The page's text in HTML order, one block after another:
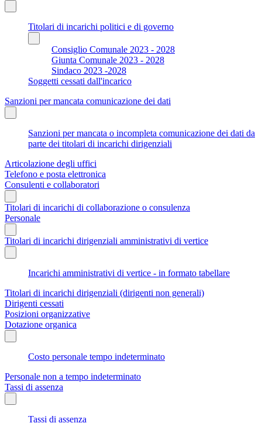
Titolari di incarichi politici e di governo
Consiglio Comunale 2023 - 2028
Giunta Comunale 2023 - 2028
Sindaco 2023 -2028
Soggetti cessati dall'incarico
Sanzioni per mancata comunicazione dei dati
Sanzioni per mancata o incompleta comunicazione dei dati da
parte dei titolari di incarichi dirigenziali
Articolazione degli uffici
Telefono e posta elettronica
Consulenti e collaboratori
Titolari di incarichi di collaborazione o consulenza
Personale
Titolari di incarichi dirigenziali amministrativi di vertice
Incarichi amministrativi di vertice - in formato tabellare
Titolari di incarichi dirigenziali (dirigenti non generali)
Dirigenti cessati
Posizioni organizzative
Dotazione organica
Costo personale tempo indeterminato
Personale non a tempo indeterminato
Tassi di assenza
Tassi di assenza